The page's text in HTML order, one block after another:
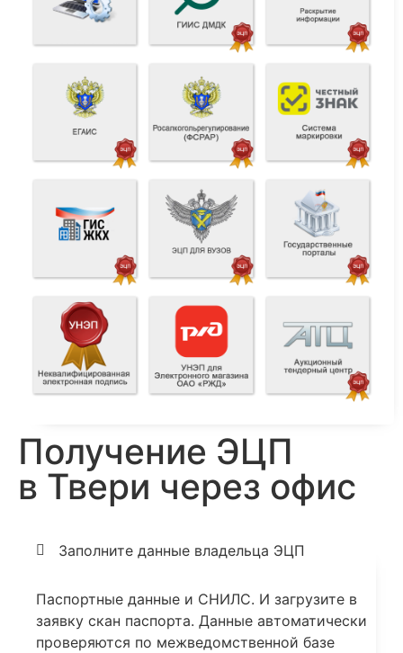
Получение ЭЦП
в Твери через офис
Заполните данные владельца ЭЦП
Паспортные данные и СНИЛС. И загрузите в
заявку скан паспорта. Данные автоматически
проверяются по межведомственной базе